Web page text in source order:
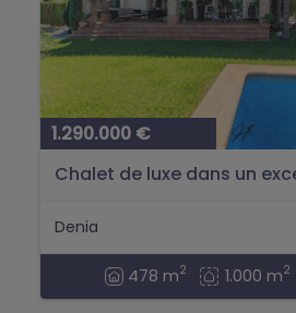
1.290.000 €
Chalet de luxe dans un
Denia
478 m2 1.000 m2